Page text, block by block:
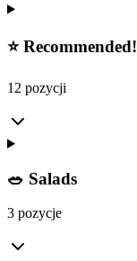
⭐️ Recommended!
12 pozycji
🥗 Salads
3 pozycje